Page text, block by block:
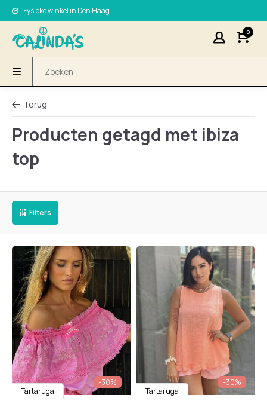
Fysieke winkel in Den Haag
0
Terug
Producten getagd met ibiza
top
Filters
-30%
Tartaruga
-30%
Tartaruga